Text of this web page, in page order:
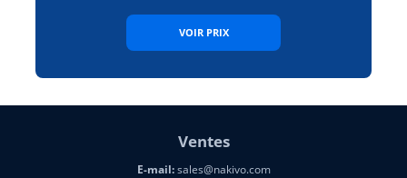
VOIR PRIX
Ventes
E-mail:sales@nakivo.com